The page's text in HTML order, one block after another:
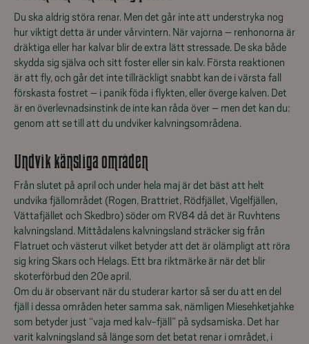
Du ska aldrig störa renar. Men det går inte att understryka nog
hur viktigt detta är under vårvintern. När vajorna – renhonorna är
dräktiga eller har kalvar blir de extra lätt stressade. De ska både
skydda sig själva och sitt foster eller sin kalv. Första reaktionen
är att fly, och går det inte tillräckligt snabbt kan de i värsta fall
förskasta fostret – i panik föda i flykten, eller överge kalven. Det
är en överlevnadsinstink de inte kan råda över – men det kan du:
genom att se till att du undviker kalvningsområdena.
Undvik känsliga områden
Från slutet på april och under hela maj är det bäst att helt
undvika fjällområdet (Rogen, Brattriet, Rödfjället, Vigelfjällen,
Vättafjället och Skedbro) söder om RV84 då det är Ruvhtens
kalvningsland. Mittådalens kalvningsland sträcker sig från
Flatruet och västerut vilket betyder att det är olämpligt att röra
sig kring Skars och Helags. Ett bra riktmärke är när det blir
skoterförbud den 20e april.
Om du är observant när du studerar kartor så ser du att en del
fjäll i dessa områden heter samma sak, nämligen Miesehketjahke
som betyder just “vaja med kalv-fjäll” på sydsamiska. Det har
varit kalvningsland så länge som det betat renar i området, i